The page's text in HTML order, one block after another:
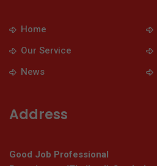
Home
Our Service
News
Address
Good Job Professional